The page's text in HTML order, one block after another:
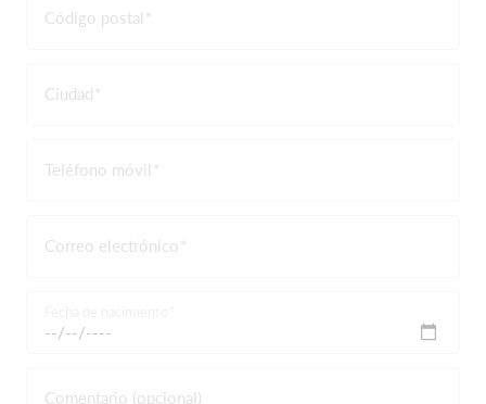
Código postal
Ciudad
Teléfono móvil
Correo electrónico
Comentario (opcional)